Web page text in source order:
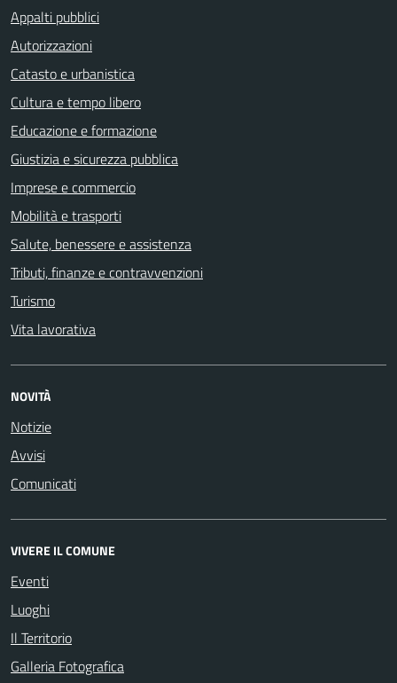
Appalti pubblici
Autorizzazioni
Catasto e urbanistica
Cultura e tempo libero
Educazione e formazione
Giustizia e sicurezza pubblica
Imprese e commercio
Mobilità e trasporti
Salute, benessere e assistenza
Tributi, finanze e contravvenzioni
Turismo
Vita lavorativa
NOVITÀ
Notizie
Avvisi
Comunicati
VIVERE IL COMUNE
Eventi
Luoghi
Il Territorio
Galleria Fotografica